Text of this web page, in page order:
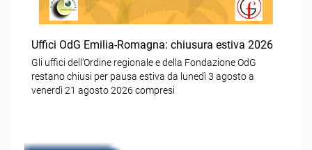
Uffici OdG Emilia-Romagna: chiusura estiva 2026
Gli uffici dell’Ordine regionale e della Fondazione OdG
restano chiusi per pausa estiva da lunedì 3 agosto a
venerdì 21 agosto 2026 compresi